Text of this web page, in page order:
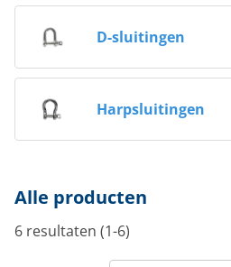
D-sluitingen
Harpsluitingen
Alle producten
6 resultaten (1-6)